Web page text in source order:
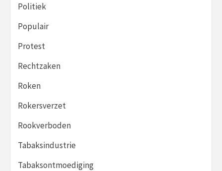
Politiek
Populair
Protest
Rechtzaken
Roken
Rokersverzet
Rookverboden
Tabaksindustrie
Tabaksontmoediging